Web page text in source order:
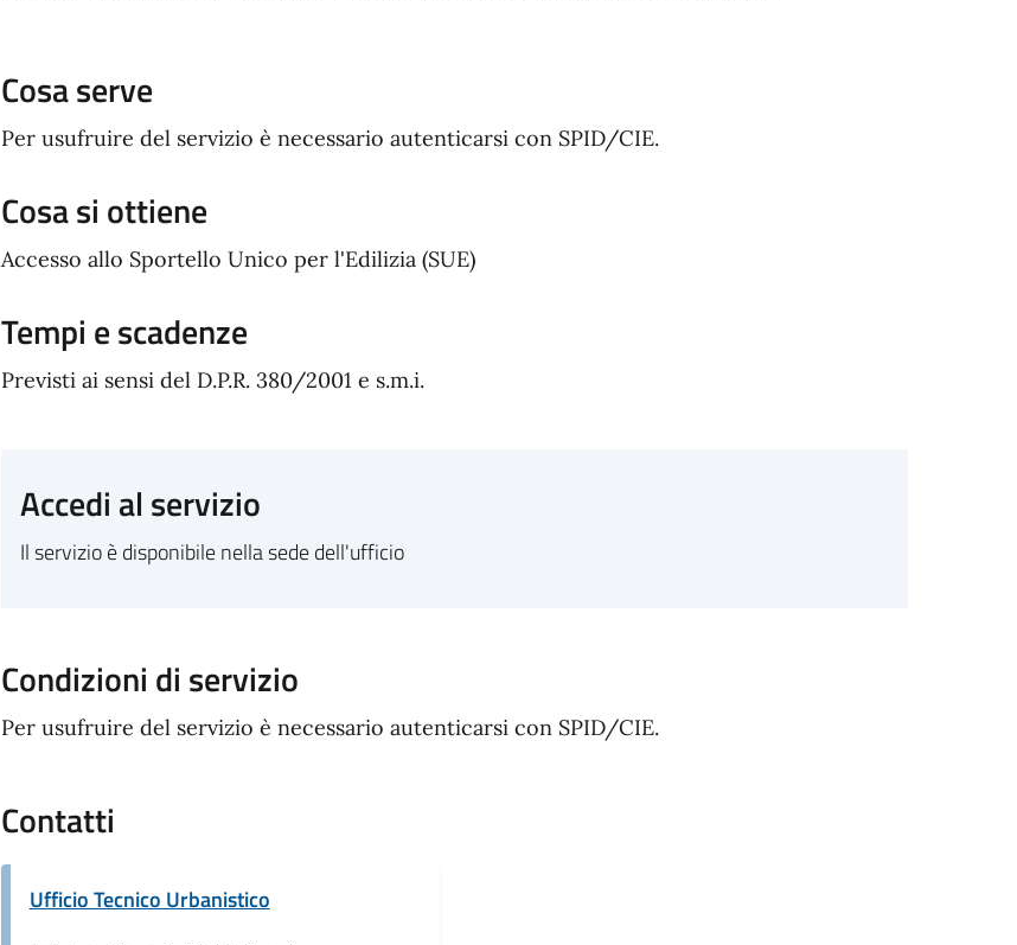
Cosa serve
Per usufruire del servizio è necessario autenticarsi con SPID/CIE.
Cosa si ottiene
Accesso allo Sportello Unico per l'Edilizia (SUE)
Tempi e scadenze
Previsti ai sensi del D.P.R. 380/2001 e s.m.i.
Accedi al servizio
Il servizio è disponibile nella sede dell'ufficio
Condizioni di servizio
Per usufruire del servizio è necessario autenticarsi con SPID/CIE.
Contatti
Ufficio Tecnico Urbanistico